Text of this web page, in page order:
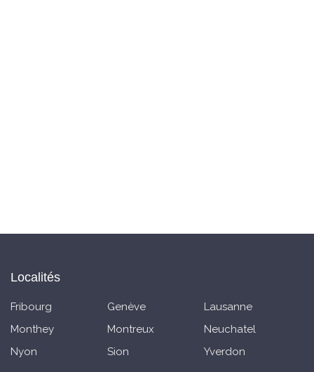
Localités
Fribourg Genève
Lausanne
Monthey
Montreux
Neuchatel
Nyon
Sion Yverdon